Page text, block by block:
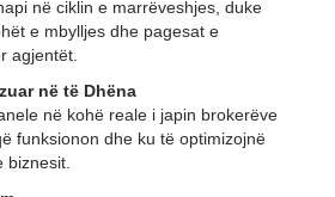
në ciklin e marrëveshjes, duke
e mbylljes dhe pagesat e
agjentët.
në të Dhëna
në kohë reale i japin brokerëve
funksionon dhe ku të optimizojnë
biznesit.